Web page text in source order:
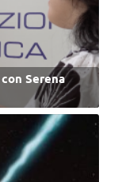
Serena